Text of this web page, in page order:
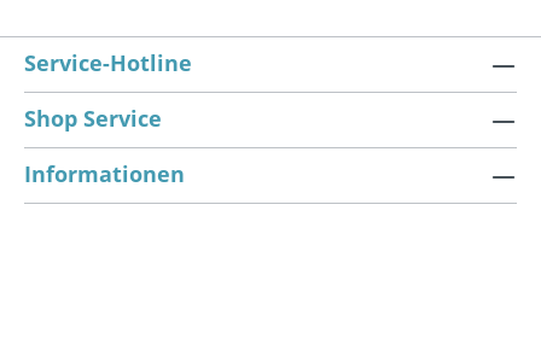
Service-Hotline
Shop Service
Informationen